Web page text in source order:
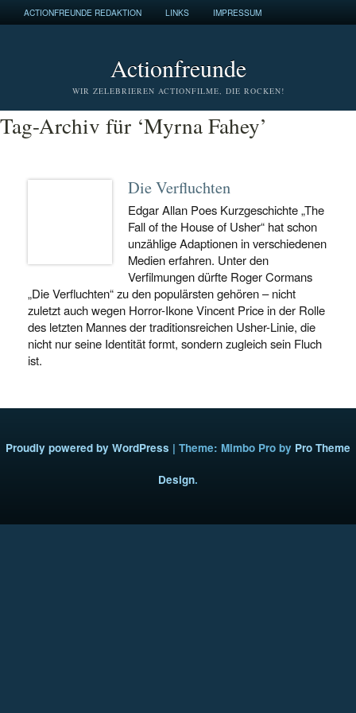
ACTIONFREUNDE REDAKTION LINKS IMPRESSUM
Actionfreunde
WIR ZELEBRIEREN ACTIONFILME, DIE ROCKEN!
Tag-Archiv für ‘Myrna Fahey’
Die Verfluchten
Edgar Allan Poes Kurzgeschichte „The
Fall of the House of Usher“ hat schon
unzählige Adaptionen in verschiedenen
Medien erfahren. Unter den
Verfilmungen dürfte Roger Cormans
„Die Verfluchten“ zu den populärsten gehören – nicht
zuletzt auch wegen Horror-Ikone Vincent Price in der Rolle
des letzten Mannes der traditionsreichen Usher-Linie, die
nicht nur seine Identität formt, sondern zugleich sein Fluch
ist.
Proudly powered by WordPress | Theme: Mimbo Pro by Pro Theme
Design.